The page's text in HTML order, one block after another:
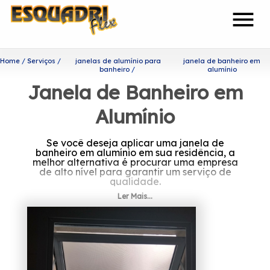
menu
Home Serviços
janelas de alumínio para
banheiro
janela de banheiro em
alumínio
Janela de Banheiro em
Alumínio
Se você deseja aplicar uma janela de
banheiro em alumínio em sua residência, a
melhor alternativa é procurar uma empresa
de alto nível para garantir um serviço de
qualidade.
Encontre mais informações
sobre janela de banheiro em
alumínio
Sendo capaz de garantir o melhor custo
benefício para seus clientes, a Esquadriflex
Ler Mais...